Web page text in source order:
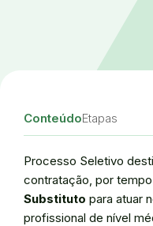
ConteúdoEtapas
Processo Seletivo
contratação, por
Substituto para atuar
profissional de nível